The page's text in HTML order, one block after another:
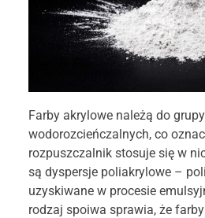
Farby akrylowe należą do
wodorozcieńczalnych, co
rozpuszczalnik stosuje się w
są dyspersje poliakrylowe –
uzyskiwane w procesie
rodzaj spoiwa sprawia, że